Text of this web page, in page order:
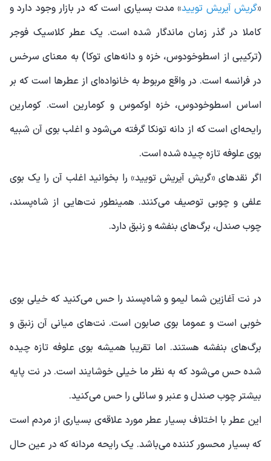
«گریش آیریش تویید» مدت بسیاری است که در بازار وجود دارد و
کاملا در گذر زمان ماندگار شده است. یک عطر کلاسیک فوجر
(ترکیبی از اسطوخودوس، خزه و دانه‌های توکا) به معنای سرخس
در فرانسه است. در واقع مربوط به خانواده‌ای از عطرها است که بر
اساس اسطوخودوس، خزه اوکموس و کومارین است. کومارین
رایحه‌ای است که از دانه تونکا گرفته می‌شود و اغلب بوی آن شبیه
بوی علوفه تازه چیده شده است.
اگر نقدهای «گریش آیریش تویید» را بخوانید اغلب آن را یک بوی
علفی و چوبی توصیف می‌کنند. همینطور نت‌هایی از شاه‌پسند،
چوب صندل، برگ‌های بنفشه و زنبق دارد.
در نت آغازین شما لیمو و شاه‌پسند را حس می‌کنید که خیلی بوی
خوبی است و عموما بوی صابون است. نت‌های میانی آن زنبق و
برگ‌های بنفشه هستند. اما تقریبا همیشه بوی علوفه تازه چیده
شده حس می‌شود که به نظر ما خیلی خوشایند است. در نت پایه
بیشتر چوب صندل و عنبر و سائلی را حس می‌کنید.
این عطر با اختلاف بسیار عطر مورد علاقه‌ی بسیاری از مردم است
که بسیار محسور کننده می‌باشد. یک رایحه مردانه که در عین حال